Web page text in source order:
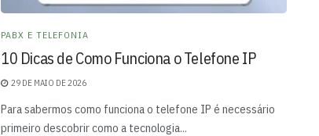
PABX E TELEFONIA
10 Dicas de Como Funciona o Telefone IP
29 DE MAIO DE 2026
Para sabermos como funciona o telefone IP é necessário
primeiro descobrir como a tecnologia...